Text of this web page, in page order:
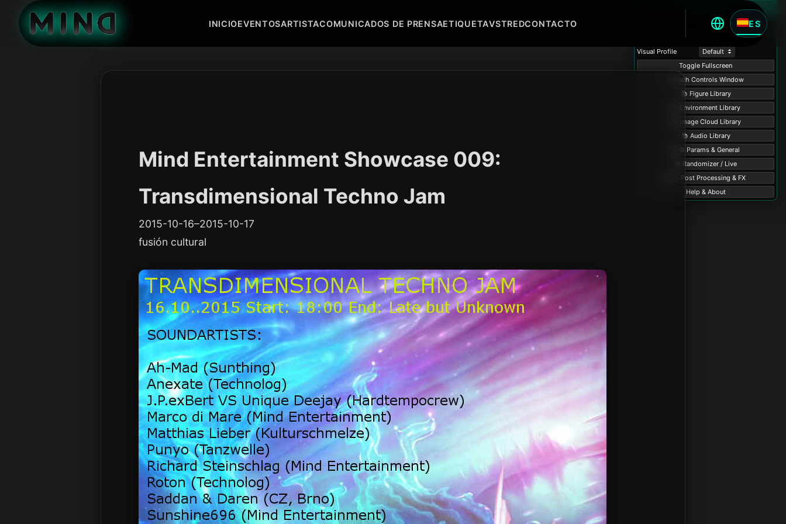
INICIOEVENTOSARTISTACOMUNICADOS DE PRENSAETIQUETAVSTREDCONTACTO ES
Mind Entertainment Showcase 009:
Transdimensional Techno Jam
2015-10-16–2015-10-17
fusión cultural